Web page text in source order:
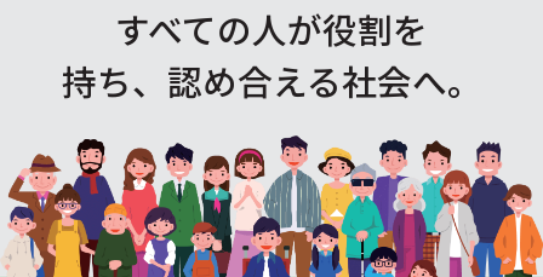
すべての人が役割を
持ち、認め合える社会へ。